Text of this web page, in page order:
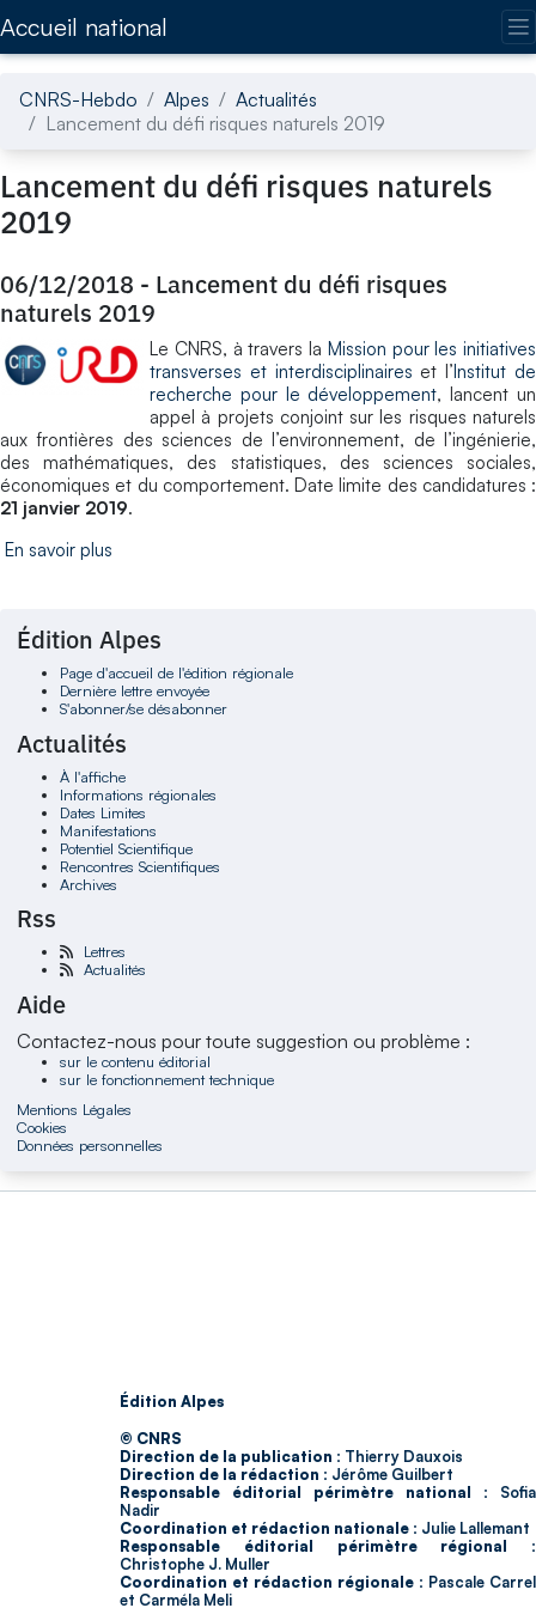
Accueil national
CNRS-Hebdo Alpes
Actualités
Lancement du défi risques naturels 2019
Lancement du défi risques naturels
2019
06/12/2018 - Lancement du défi risques
naturels 2019
Le CNRS, à travers la Mission pour les initiatives
transverses et interdisciplinaires et l’Institut de
recherche pour le développement, lancent un
appel à projets conjoint sur les risques naturels
aux frontières des sciences de l’environnement, de l’ingénierie,
des mathématiques, des statistiques, des sciences sociales,
économiques et du comportement. Date limite des candidatures :
21 janvier 2019.
En savoir plus
Édition Alpes
Page d'accueil de l'édition régionale
Dernière lettre envoyée
S'abonner/se désabonner
Actualités
À l'affiche
Informations régionales
Dates Limites
Manifestations
Potentiel Scientifique
Rencontres Scientifiques
Archives
Rss
Lettres
Actualités
Aide
Contactez-nous pour toute suggestion ou problème :
sur le contenu éditorial
sur le fonctionnement technique
Mentions Légales
Cookies
Données personnelles
Édition Alpes
© CNRS
Direction de la publication : Thierry Dauxois
Direction de la rédaction : Jérôme Guilbert
Responsable éditorial périmètre national : Sofia
Nadir
Coordination et rédaction nationale : Julie Lallemant
Responsable éditorial périmètre régional :
Christophe J. Muller
Coordination et rédaction régionale : Pascale Carrel
et Carméla Meli